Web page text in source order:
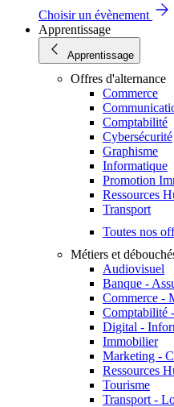
Choisir un évènement
Apprentissage
Apprentissage
Offres d'alternance
Commerce
Comptabilité
Cybersécurité
Graphisme
Informatique
Promotion
Ressources
Transport
Toutes nos
Métiers et
Audiovisuel
Banque -
Commerce -
Comptabilité
Digital -
Immobilier
Marketing -
Ressources
Tourisme
Transport -